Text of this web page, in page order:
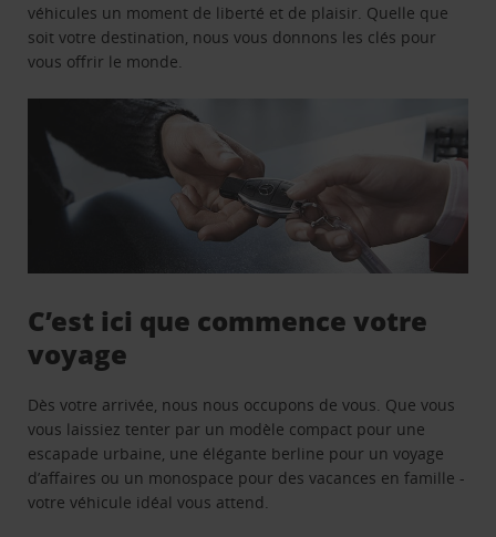
véhicules un moment de liberté et de plaisir. Quelle que
soit votre destination, nous vous donnons les clés pour
vous offrir le monde.
C’est ici que commence votre
voyage
Dès votre arrivée, nous nous occupons de vous. Que vous
vous laissiez tenter par un modèle compact pour une
escapade urbaine, une élégante berline pour un voyage
d’affaires ou un monospace pour des vacances en famille -
votre véhicule idéal vous attend.